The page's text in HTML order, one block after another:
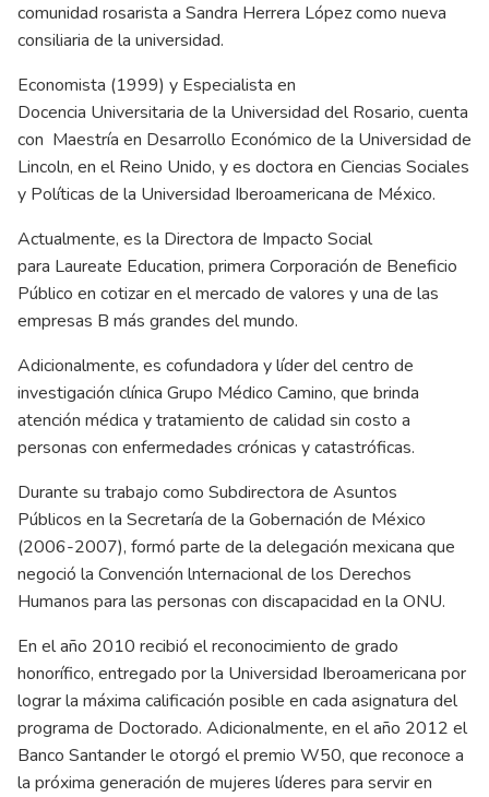
comunidad rosarista a Sandra Herrera López como nueva
consiliaria de la universidad.
Economista (1999) y Especialista en
Docencia Universitaria de la Universidad del Rosario, cuenta
con Maestría en Desarrollo Económico de la Universidad de
Lincoln, en el Reino Unido, y es doctora en Ciencias Sociales
y Políticas de la Universidad Iberoamericana de México.
Actualmente, es la Directora de Impacto Social
para Laureate Education, primera Corporación de Beneficio
Público en cotizar en el mercado de valores y una de las
empresas B más grandes del mundo.
Adicionalmente, es cofundadora y líder del centro de
investigación clínica Grupo Médico Camino, que brinda
atención médica y tratamiento de calidad sin costo a
personas con enfermedades crónicas y catastróficas.
Durante su trabajo como Subdirectora de Asuntos
Públicos en la Secretaría de la Gobernación de México
(2006-2007), formó parte de la delegación mexicana que
negoció la Convención lnternacional de los Derechos
Humanos para las personas con discapacidad en la ONU.
En el año 2010 recibió el reconocimiento de grado
honorífico, entregado por la Universidad Iberoamericana por
lograr la máxima calificación posible en cada asignatura del
programa de Doctorado. Adicionalmente, en el año 2012 el
Banco Santander le otorgó el premio W50, que reconoce a
la próxima generación de mujeres líderes para servir en